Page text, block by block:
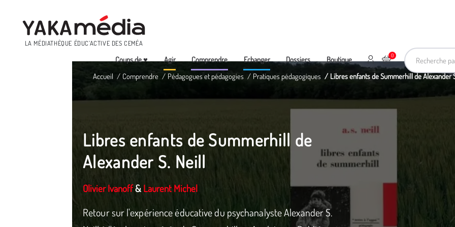
LA MÉDIATHÈQUE ÉDUC’ACTIVE DES CEMÉA
Recherche
Menu
Coups de ♥ Agir Comprendre Echanger Dossiers Boutique 0
Ajouter au panier
Mon compte
Accueil Comprendre Pédagogues et pédagogies Pratiques pédagogiques Libres enfants de Summerhill de Alexander
Libres enfants de Summerhill de
Alexander S. Neill
Olivier Ivanoff& Laurent Michel
Retour sur l'expérience éducative du psychanalyste Alexander S.